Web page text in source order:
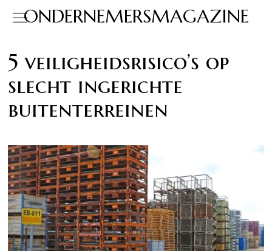
ONDERNEMERSMAGAZINE
5 veiligheidsrisico’s op
slecht ingerichte
buitenterreinen